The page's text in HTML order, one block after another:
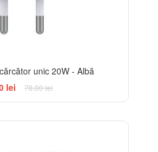
unic 20W - Albă
lei
78,00 lei